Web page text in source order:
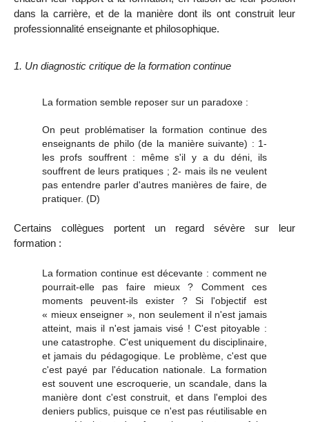
dans la carrière, et de la manière dont ils ont construit leur
professionnalité enseignante et philosophique.
1. Un diagnostic critique de la formation continue
La formation semble reposer sur un paradoxe :
On peut problématiser la formation continue des
enseignants de philo (de la manière suivante) : 1-
les profs souffrent : même s'il y a du déni, ils
souffrent de leurs pratiques ; 2- mais ils ne veulent
pas entendre parler d'autres manières de faire, de
pratiquer. (D)
Certains collègues portent un regard sévère sur leur
formation :
La formation continue est décevante : comment ne
pourrait-elle pas faire mieux ? Comment ces
moments peuvent-ils exister ? Si l'objectif est
« mieux enseigner », non seulement il n'est jamais
atteint, mais il n'est jamais visé ! C'est pitoyable :
une catastrophe. C'est uniquement du disciplinaire,
et jamais du pédagogique. Le problème, c'est que
c'est payé par l'éducation nationale. La formation
est souvent une escroquerie, un scandale, dans la
manière dont c'est construit, et dans l'emploi des
deniers publics, puisque ce n'est pas réutilisable en